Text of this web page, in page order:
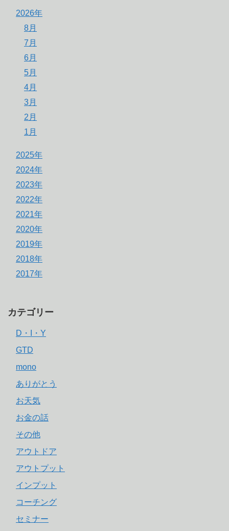
2026年
8月
7月
6月
5月
4月
3月
2月
1月
2025年
2024年
2023年
2022年
2021年
2020年
2019年
2018年
2017年
カテゴリー
D・I・Y
GTD
mono
ありがとう
お天気
お金の話
その他
アウトドア
アウトプット
インプット
コーチング
セミナー